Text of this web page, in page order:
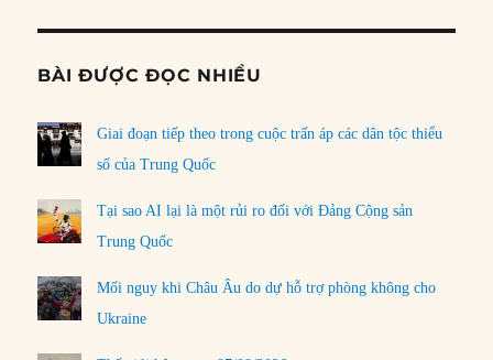
BÀI ĐƯỢC ĐỌC NHIỀU
Giai đoạn tiếp theo trong cuộc trấn áp các dân tộc thiểu
số của Trung Quốc
Tại sao AI lại là một rủi ro đối với Đảng Cộng sản
Trung Quốc
Mối nguy khi Châu Âu do dự hỗ trợ phòng không cho
Ukraine